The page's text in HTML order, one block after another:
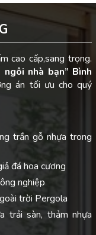
cao cấp,sang trọng.
nhà bạn” Bình
án tối ưu cho quý
trần gỗ nhựa trong
đá hoa cương
nghiệp
trời Pergola
trải sàn, thảm nhựa